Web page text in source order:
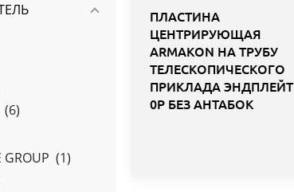
(6)
GROUP (1)
ПЛАСТИНА
ЦЕНТРИРУЮЩАЯ
ARMAKON НА ТРУБУ
ТЕЛЕСКОПИЧЕСКОГО
ПРИКЛАДА ЭНДПЛЕЙТ
0Р БЕЗ АНТАБОК